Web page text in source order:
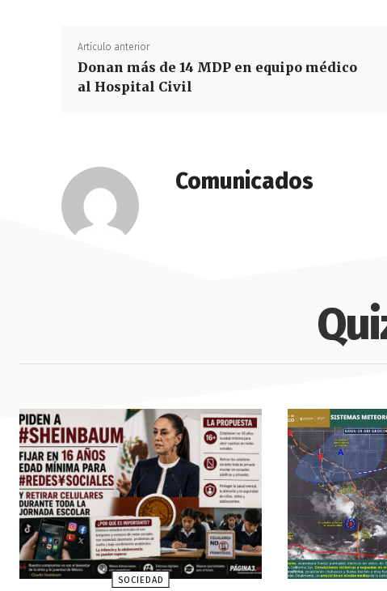
Artículo anterior
Donan más de 14 MDP en equipo médico
al Hospital Civil
Comunicados
SOCIEDAD